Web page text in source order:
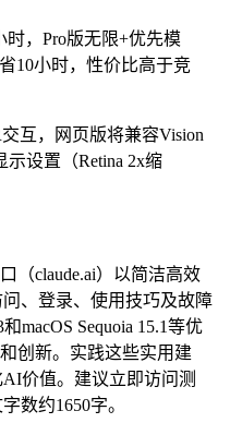
，Pro版无限+优先模
10小时，性价比高于竞
互，网页版将兼容Vision
示设置（Retina 2x缩
（claude.ai）以简洁高效
、登录、使用技巧及故障
macOS Sequoia 15.1等优
创新。实践这些实用建
价值。建议立即访问测
数约1650字。